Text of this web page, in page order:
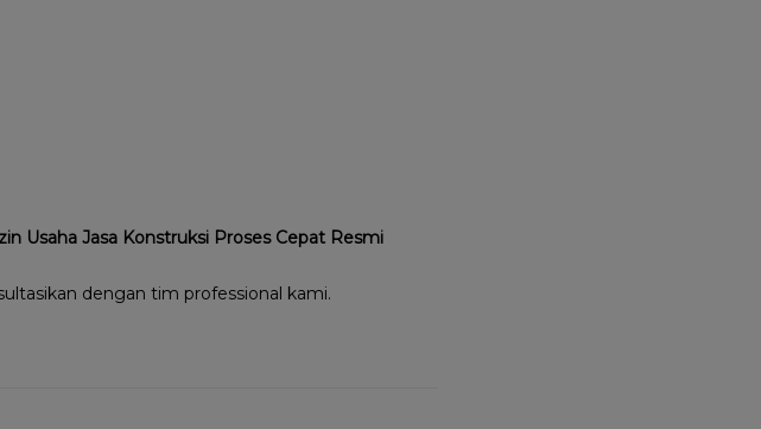
Usaha Jasa Konstruksi Proses Cepat Resmi
dengan tim professional kami.